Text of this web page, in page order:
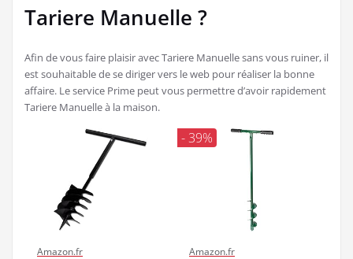
Tariere Manuelle ?
Afin de vous faire plaisir avec Tariere Manuelle sans vous ruiner, il
est souhaitable de se diriger vers le web pour réaliser la bonne
affaire. Le service Prime peut vous permettre d’avoir rapidement
Tariere Manuelle à la maison.
Amazon.fr
- 39%
Amazon.fr